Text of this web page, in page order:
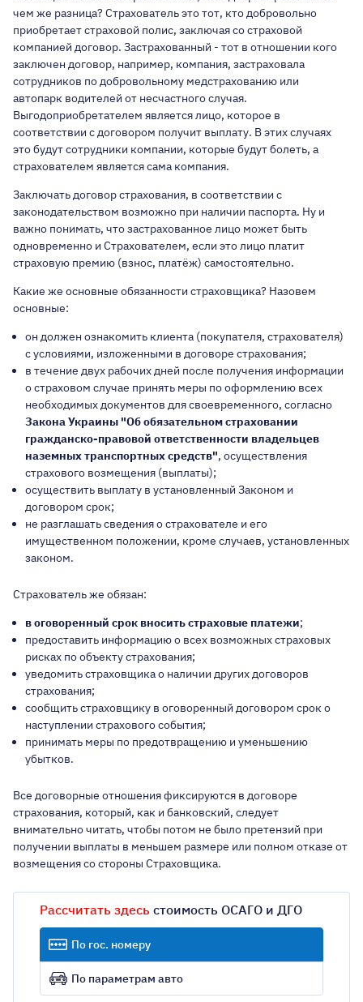
чем же разница? Страхователь это тот, кто добровольно
приобретает страховой полис, заключая со страховой
компанией договор. Застрахованный - тот в отношении кого
заключен договор, например, компания, застраховала
сотрудников по добровольному медстрахованию или
автопарк водителей от несчастного случая.
Выгодоприобретателем является лицо, которое в
соответствии с договором получит выплату. В этих случаях
это будут сотрудники компании, которые будут болеть, а
страхователем является сама компания.
Заключать договор страхования, в соответствии с
законодательством возможно при наличии паспорта. Ну и
важно понимать, что застрахованное лицо может быть
одновременно и Страхователем, если это лицо платит
страховую премию (взнос, платёж) самостоятельно.
Какие же основные обязанности страховщика? Назовем
основные:
он должен ознакомить клиента (покупателя, страхователя)
с условиями, изложенными в договоре страхования;
в течение двух рабочих дней после получения информации
о страховом случае принять меры по оформлению всех
необходимых документов для своевременного, согласно
Закона Украины "Об обязательном страховании
гражданско-правовой ответственности владельцев
наземных транспортных средств", осуществления
страхового возмещения (выплаты);
осуществить выплату в установленный Законом и
договором срок;
не разглашать сведения о страхователе и его
имущественном положении, кроме случаев, установленных
законом.
Страхователь же обязан:
в оговоренный срок вносить страховые платежи;
предоставить информацию о всех возможных страховых
рисках по объекту страхования;
уведомить страховщика о наличии других договоров
страхования;
сообщить страховщику в оговоренный договором срок о
наступлении страхового события;
принимать меры по предотвращению и уменьшению
убытков.
Все договорные отношения фиксируются в договоре
страхования, который, как и банковский, следует
внимательно читать, чтобы потом не было претензий при
получении выплаты в меньшем размере или полном отказе от
возмещения со стороны Страховщика.
Рассчитать здесь стоимость ОСАГО и ДГО
По гос. номеру
По параметрам авто